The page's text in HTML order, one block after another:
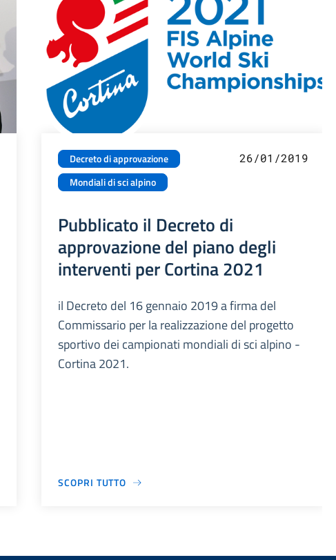
Decreto di approvazione
Mondiali di sci alpino
26/01/2019
Pubblicato il Decreto di
approvazione del piano degli
interventi per Cortina 2021
il Decreto del 16 gennaio 2019 a firma del
Commissario per la realizzazione del progetto
sportivo dei campionati mondiali di sci alpino -
Cortina 2021.
SCOPRI TUTTO